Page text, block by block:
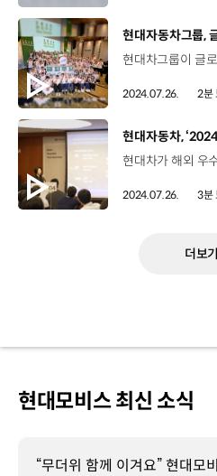
[동영상]
2024.07.26. 2분
[동영상]
2024.07.26. 3분
더보기
현대모비스 최신 소식
“무더위 함께 이겨요” 현대모